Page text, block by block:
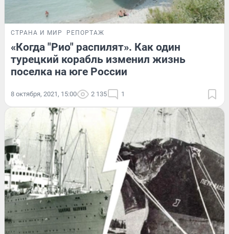
СТРАНА И МИР РЕПОРТАЖ
«Когда "Рио" распилят». Как один
турецкий корабль изменил жизнь
поселка на юге России
8 октября, 2021, 15:00 2 135 1